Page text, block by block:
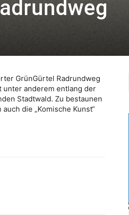
GrünGürtel Radrundweg
unter anderem entlang der
Stadtwald. Zu bestaunen
die „Komische Kunst“